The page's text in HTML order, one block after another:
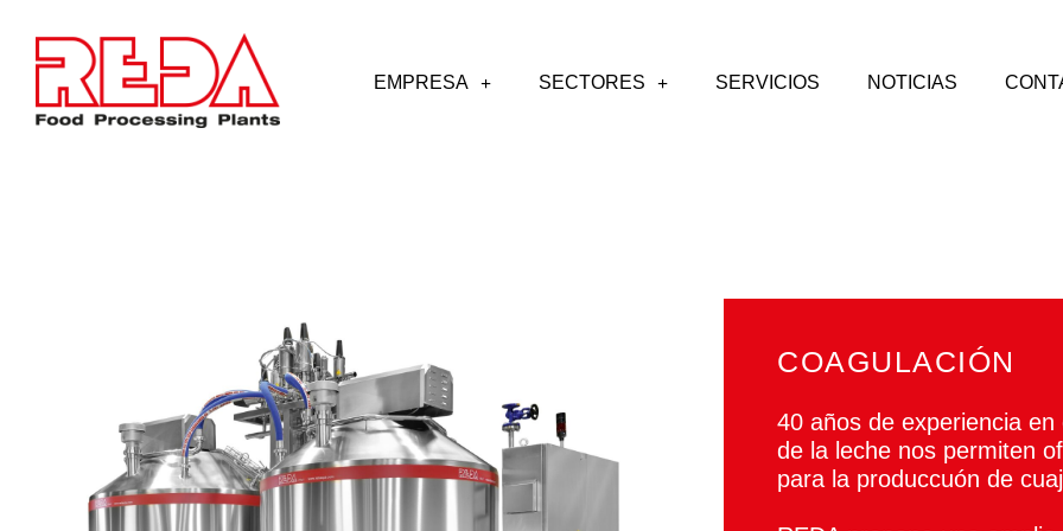
EMPRESA SECTORES SERVICIOS NOTICIAS
COAGULACIÓN
40 años de experiencia
de la leche nos permiten
para la produccuón de